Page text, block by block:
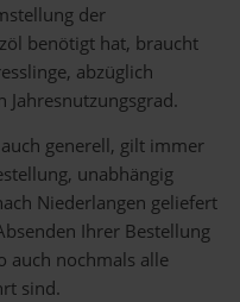
der
benötigt hat, braucht
abzüglich
Jahresnutzungsgrad.
generell, gilt immer
unabhängig
Niederlangen geliefert
Ihrer Bestellung
auch nochmals alle
sind.